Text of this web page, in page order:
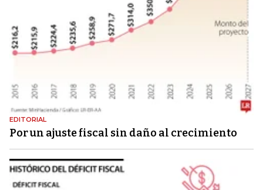
EDITORIAL
Por un ajuste fiscal sin daño al crecimiento